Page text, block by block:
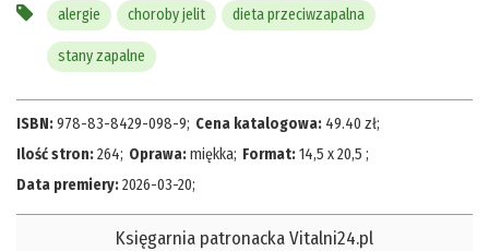
alergie choroby jelit dieta przeciwzapalna
stany zapalne
ISBN:978-83-8429-098-9; Cena katalogowa: 49.40 zł;
Ilość stron:264; Oprawa:miękka; Format:14,5 x 20,5 ;
Data premiery:2026-03-20;
Księgarnia patronacka Vitalni24.pl